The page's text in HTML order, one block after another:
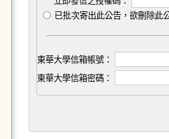
已批次寄出此公告，欲刪除此
東華大學信箱帳號：
東華大學信箱密碼：